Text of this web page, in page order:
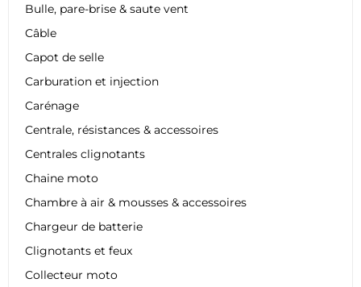
Bulle, pare-brise & saute vent
Câble
Capot de selle
Carburation et injection
Carénage
Centrale, résistances & accessoires
Centrales clignotants
Chaine moto
Chambre à air & mousses & accessoires
Chargeur de batterie
Clignotants et feux
Collecteur moto